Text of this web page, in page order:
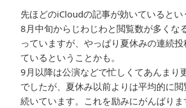
先ほどのiCloudの記事が効いているとい
8月中旬からじわじわと閲覧数が多くな
っていますが、やっぱり夏休みの連続投
ているということかも。
9月以降は公演などで忙しくてあんまり
でしたが、夏休み以前よりは平均的に
続いています。これを励みにがんばりま